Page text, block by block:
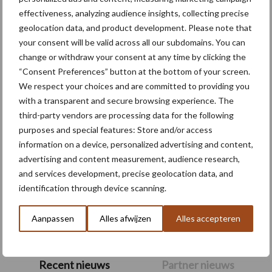
effectiveness, analyzing audience insights, collecting precise
geolocation data, and product development. Please note that
your consent will be valid across all our subdomains. You can
change or withdraw your consent at any time by clicking the
“Consent Preferences” button at the bottom of your screen.
We respect your choices and are committed to providing you
with a transparent and secure browsing experience. The
third-party vendors are processing data for the following
purposes and special features: Store and/or access
information on a device, personalized advertising and content,
advertising and content measurement, audience research,
and services development, precise geolocation data, and
identification through device scanning.
Aanpassen Alles afwijzen Alles accepteren
PrimaireRecent nieuws Partner nieuws
Themapagina's
Machines Duurzaamheid
Aardappelen
oogsten
Graan oogsten
Toon meer